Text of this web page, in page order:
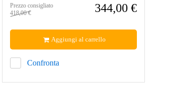
Prezzo consigliato
418,00 €
344,00 €
Confronta
Aggiungi al carrello